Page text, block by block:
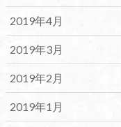
2019年4月
2019年3月
2019年2月
2019年1月